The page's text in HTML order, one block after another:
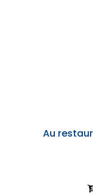
Au